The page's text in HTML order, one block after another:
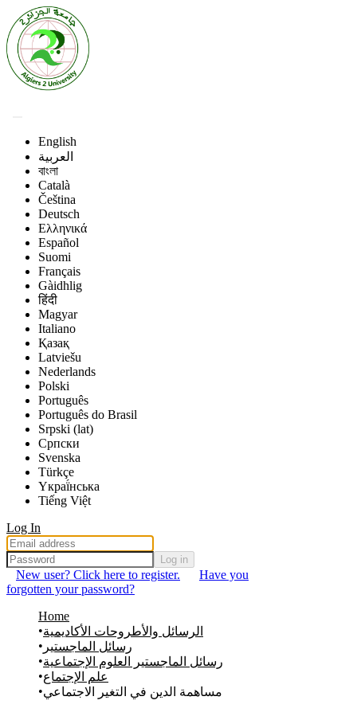
English
العربية
বাংলা
Català
Čeština
Deutsch
Ελληνικά
Español
Suomi
Français
Gàidhlig
हिंदी
Magyar
Italiano
Қазақ
Latviešu
Nederlands
Polski
Português
Português do Brasil
Srpski (lat)
Српски
Svenska
Türkçe
Yкраї́нська
Tiếng Việt
Log In
Log in
New user? Click here to register.
Have you
forgotten your password?
Home
الرسائل والأطروحات الأكاديمية
رسائل الماجستير
رسائل الماجستير العلوم الإجتماعية
علم الإجتماع
مساهمة الدين في التغير الاجتماعي